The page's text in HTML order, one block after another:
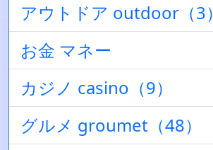
アウトドア outdoor（3）
お金 マネー
カジノ casino（9）
グルメ groumet（48）